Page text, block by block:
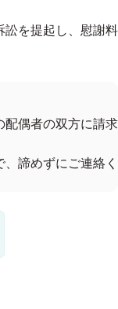
を提起し、慰謝料
偶者の双方に請求
諦めずにご連絡く